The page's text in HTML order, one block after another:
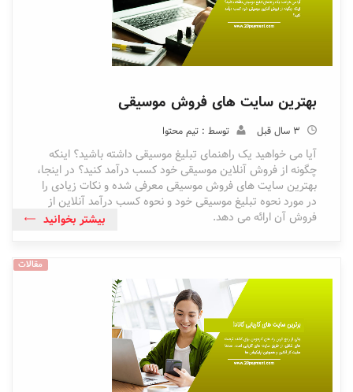
بهترین سایت های فروش موسیقی
3 سال قبل توسط : تیم محتوا
آیا می خواهید یک راهنمای تبلیغ موسیقی داشته باشید؟ اینکه
چگونه از فروش آنلاین موسیقی خود کسب درآمد کنید؟ در اینجا،
بهترین سایت های فروش موسیقی معرفی شده و نکات زیادی را
در مورد نحوه تبلیغ موسیقی خود و نحوه کسب درآمد آنلاین از
فروش آن ارائه می دهد.
بیشتر بخوانید
مقالات